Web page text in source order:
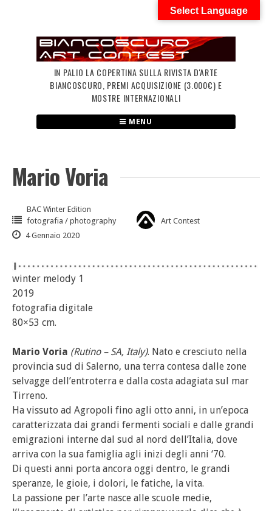
IN PALIO LA COPERTINA SULLA RIVISTA D'ARTE
BIANCOSCURO, PREMI ACQUISIZIONE (3.000€) E
MOSTRE INTERNAZIONALI
MENU
Mario Voria
BAC Winter Edition
fotografia / photography
Art Contest
4 Gennaio 2020
winter melody 1
2019
fotografia digitale
80×53 cm.
Mario Voria (Rutino – SA, Italy). Nato e cresciuto nella
provincia sud di Salerno, una terra contesa dalle zone
selvagge dell’entroterra e dalla costa adagiata sul mar
Tirreno.
Ha vissuto ad Agropoli fino agli otto anni, in un’epoca
caratterizzata dai grandi fermenti sociali e dalle grandi
emigrazioni interne dal sud al nord dell’Italia, dove
arriva con la sua famiglia agli inizi degli anni ‘70.
Di questi anni porta ancora oggi dentro, le grandi
speranze, le gioie, i dolori, le fatiche, la vita.
La passione per l’arte nasce alle scuole medie,
Select Language